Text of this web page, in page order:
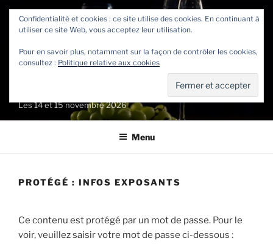
Aller
contenu
principal
VIN ET GASTRONOMIE DE
Les 14 et 15 novembre 2026
Menu
PROTÉGÉ : INFOS EXPOSANTS
Ce contenu est protégé par un mot de passe. Pour le
voir, veuillez saisir votre mot de passe ci-dessous :
Confidentialité et cookies : ce site utilise des cookies. En continuant à
utiliser ce site Web, vous acceptez leur utilisation.
Pour en savoir plus, notamment sur la façon de contrôler les cookies,
consultez : Politique relative aux cookies